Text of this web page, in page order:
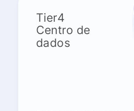
Tier4
Centro de
dados